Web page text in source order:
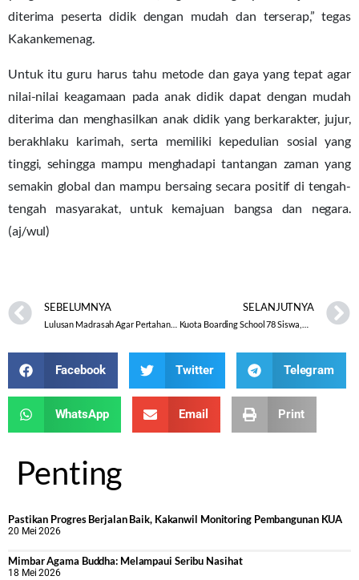
diterima peserta didik dengan mudah dan terserap,” tegas
Kakankemenag.
Untuk itu guru harus tahu metode dan gaya yang tepat agar
nilai-nilai keagamaan pada anak didik dapat dengan mudah
diterima dan menghasilkan anak didik yang berkarakter, jujur,
berakhlaku karimah, serta memiliki kepedulian sosial yang
tinggi, sehingga mampu menghadapi tantangan zaman yang
semakin global dan mampu bersaing secara positif di tengah-
tengah masyarakat, untuk kemajuan bangsa dan negara.
(aj/wul)
SEBELUMNYA
Lulusan Madrasah Agar Pertahankan Akhlakul Karimah
SELANJUTNYA
Facebook Twitter Telegram
WhatsApp Email Print
Penting
Pastikan Progres Berjalan Baik, Kakanwil Monitoring Pembangunan KUA
20 Mei 2026
Mimbar Agama Buddha: Melampaui Seribu Nasihat
18 Mei 2026